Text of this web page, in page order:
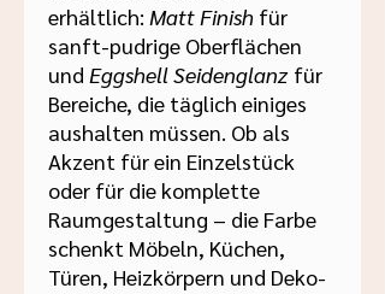
erhältlich: Matt Finish für
sanft-pudrige Oberflächen
und Eggshell Seidenglanz für
Bereiche, die täglich einiges
aushalten müssen. Ob als
Akzent für ein Einzelstück
oder für die komplette
Raumgestaltung – die Farbe
schenkt Möbeln, Küchen,
Türen, Heizkörpern und Deko-